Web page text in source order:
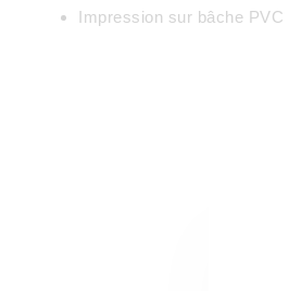
Impression sur bâche PVC